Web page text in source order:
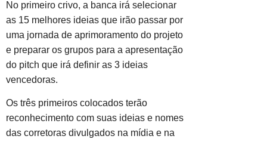
No primeiro crivo, a banca irá selecionar
as 15 melhores ideias que irão passar por
uma jornada de aprimoramento do projeto
e preparar os grupos para a apresentação
do pitch que irá definir as 3 ideias
vencedoras.
Os três primeiros colocados terão
reconhecimento com suas ideias e nomes
das corretoras divulgados na mídia e na